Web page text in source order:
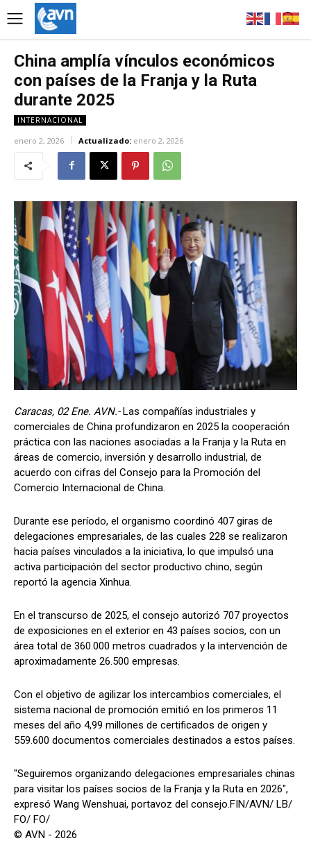
China amplía vínculos económicos
con países de la Franja y la Ruta
durante 2025
INTERNACIONAL
enero 2, 2026 Actualizado: enero 2, 2026
Caracas, 02 Ene. AVN.-Las compañías industriales y
comerciales de China profundizaron en 2025 la cooperación
práctica con las naciones asociadas a la Franja y la Ruta en
áreas de comercio, inversión y desarrollo industrial, de
acuerdo con cifras del Consejo para la Promoción del
Comercio Internacional de China.
Durante ese período, el organismo coordinó 407 giras de
delegaciones empresariales, de las cuales 228 se realizaron
hacia países vinculados a la iniciativa, lo que impulsó una
activa participación del sector productivo chino, según
reportó la agencia Xinhua.
En el transcurso de 2025, el consejo autorizó 707 proyectos
de exposiciones en el exterior en 43 países socios, con un
área total de 360.000 metros cuadrados y la intervención de
aproximadamente 26.500 empresas.
Con el objetivo de agilizar los intercambios comerciales, el
sistema nacional de promoción emitió en los primeros 11
meses del año 4,99 millones de certificados de origen y
559.600 documentos comerciales destinados a estos países.
"Seguiremos organizando delegaciones empresariales chinas
para visitar los países socios de la Franja y la Ruta en 2026",
expresó Wang Wenshuai, portavoz del consejo.FIN/AVN/ LB/
FO/ FO/
© AVN - 2026